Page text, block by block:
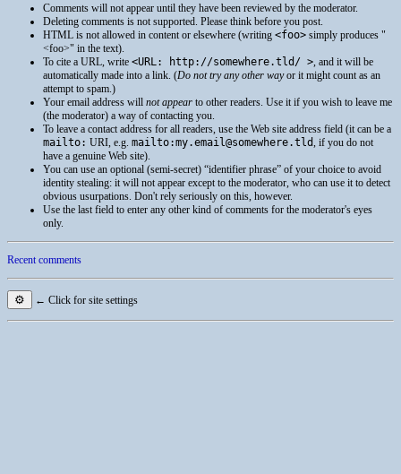
Comments will not appear until they have been reviewed by the moderator.
Deleting comments is not supported. Please think before you post.
HTML is not allowed in content or elsewhere (writing <foo> simply produces
<foo>
in the text).
To cite a URL , write <URL: http://somewhere.tld/ > , and it will be
automatically made into a link. (Do not try any other wayor it might count as an
attempt to spam.)
Your email address will not appear to other readers. Use it if you wish to leave me
(the moderator) a way of contacting you.
To leave a contact address for all readers, use the Web site address field (it can be a
mailto: URI , e.g. mailto:my.email@somewhere.tld , if you do not
have a genuine Web site).
You can use an optional (semi-secret) “identifier phrase” of your choice to avoid
identity stealing: it will not appear except to the moderator, who can use it to detect
obvious usurpations. Don't rely seriously on this, however.
Use the last field to enter any other kind of comments for the moderator's eyes
only.
Recent comments
⚙ ← Click for site settings